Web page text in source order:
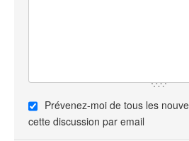
Prévenez-moi de tous les
cette discussion par email